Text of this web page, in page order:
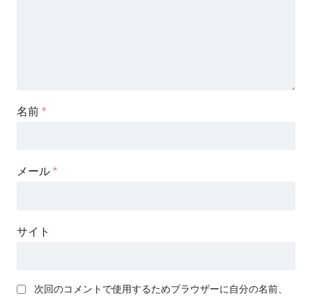
名前 *
メール *
サイト
次回のコメントで使用するためブラウザーに自分の名前、